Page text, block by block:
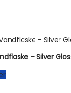
– Silver